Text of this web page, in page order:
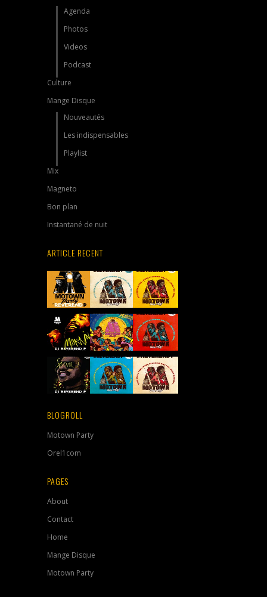
Agenda
Photos
Videos
Podcast
Culture
Mange Disque
Nouveautés
Les indispensables
Playlist
Mix
Magneto
Bon plan
Instantané de nuit
ARTICLE RECENT
BLOGROLL
Motown Party
Orel1com
PAGES
About
Contact
Home
Mange Disque
Motown Party